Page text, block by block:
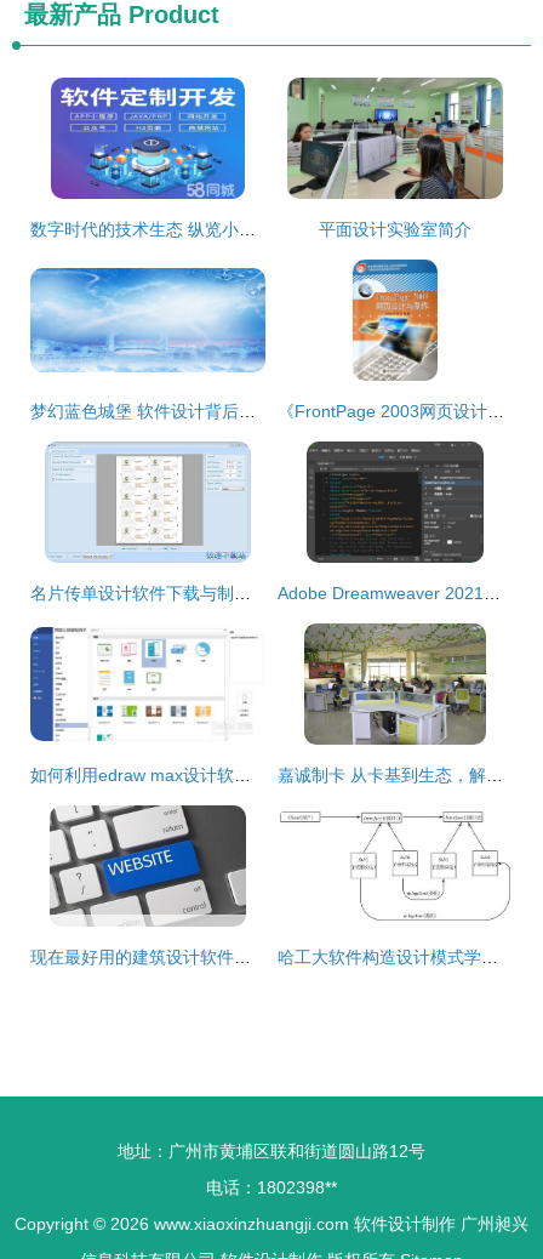
最新产品 Product
平面设计实验室简介
地址：广州市黄埔区联和街道圆山路12号
电话：1802398**
Copyright © 2026 www.xiaoxinzhuangji.com 软件设计制作 广州昶兴